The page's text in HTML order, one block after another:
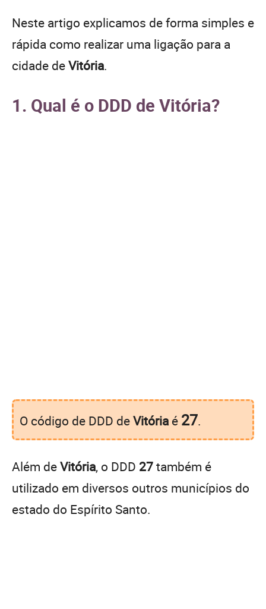
Neste artigo explicamos de forma simples e
rápida como realizar uma ligação para a
cidade deVitória.
1. Qual é o DDD de Vitória?
O código de DDD deVitória é 27.
Além deVitória, o DDD 27também é
utilizado em diversos outros municípios do
estado do Espírito Santo.